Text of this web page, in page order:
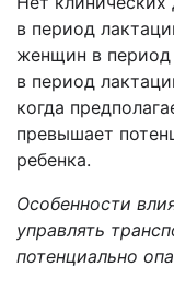
в период
женщин в период
в период
когда
превышает
ребенка.
Особенности
управлять
потенциально